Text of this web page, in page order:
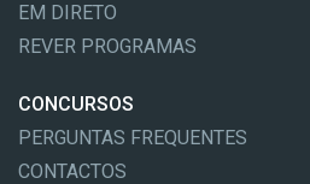
EM DIRETO
REVER PROGRAMAS
CONCURSOS
PERGUNTAS FREQUENTES
CONTACTOS